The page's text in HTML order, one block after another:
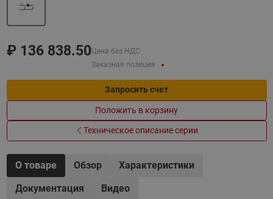
₽ 136 838.50 Цена без НДС
Заказная позиция
Запросить счет
Положить в корзину
Техническое описание серии
О товаре Обзор
Характеристики
Документация
Видео